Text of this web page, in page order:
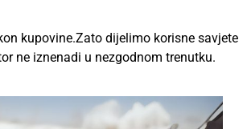
kupovine.Zato dijelimo korisne savjete
ne iznenadi u nezgodnom trenutku.